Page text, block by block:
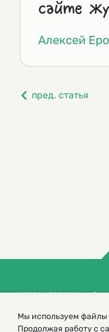
сайте
Алексей
пред. статья
© 2000 – 2026.
Копирование материалов
сайта
Мы используем файлы
Продолжая работу с